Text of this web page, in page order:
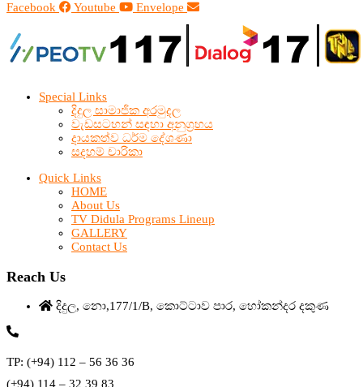
Facebook
Youtube Envelope
Special Links
දිදුල සාමාජික අරමුදල
වැඩසටහන් සඳහා අනුග්‍රහය
දායකත්ව ධර්ම දේශණා
සදහම් චාරිකා
Quick Links
HOME
About Us
TV Didula Programs Lineup
GALLERY
Contact Us
Reach Us
දිදුල, නො,177/1/B, කොට්ටාව පාර, හෝකන්දර දකුණ
TP: (+94) 112 – 56 36 36
(+94) 114 – 32 39 83